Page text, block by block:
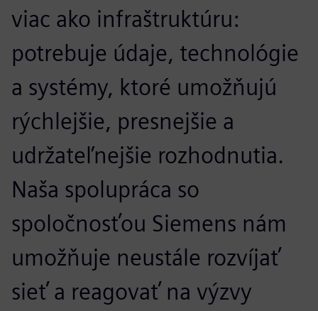
viac ako infraštruktúru:
potrebuje údaje, technológie
a systémy, ktoré umožňujú
rýchlejšie, presnejšie a
udržateľnejšie rozhodnutia.
Naša spolupráca so
spoločnosťou Siemens nám
umožňuje neustále rozvíjať
sieť a reagovať na výzvy